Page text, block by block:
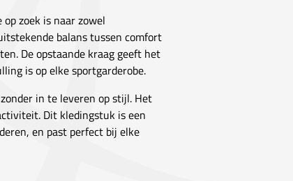
zoek is naar zowel
balans tussen comfort
De opstaande kraag geeft het
is op elke sportgarderobe.
in te leveren op stijl. Het
Dit kledingstuk is een
en past perfect bij elke